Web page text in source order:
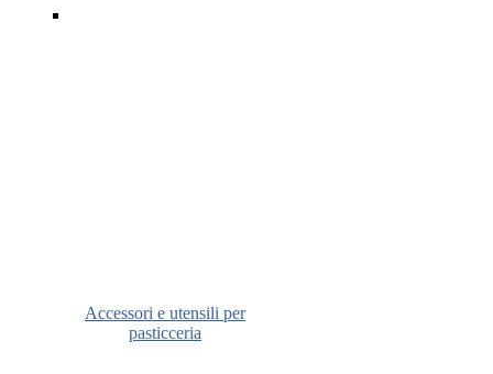
Accessori e utensili per
pasticceria